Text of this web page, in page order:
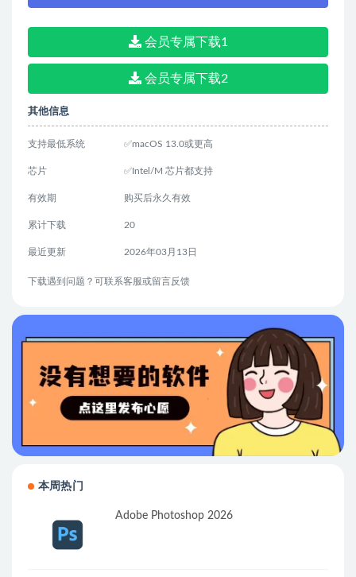
会员专属下载1
会员专属下载2
其他信息
支持最低系统 ✅macOS 13.0或更高
芯片 ✅Intel/M 芯片都支持
有效期 购买后永久有效
累计下载 20
最近更新 2026年03月13日
下载遇到问题？可联系客服或留言反馈
本周热门
Adobe Photoshop 2026